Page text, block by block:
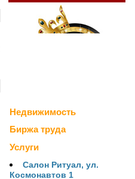
Недвижимость
Биржа труда
Услуги
Салон Ритуал, ул.
Космонавтов 1